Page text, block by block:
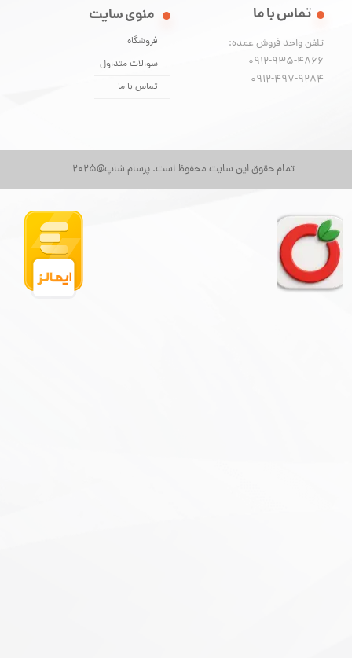
★★
تمام حقوق این سایت محفوظ است. پرسام شاپ@2025
منوی سایت
فروشگاه
سوالات متداول
تماس با ما
تماس با ما
تلفن واحد فروش عمده:
0912-935-4866
​​​​​​​0912-497-9284